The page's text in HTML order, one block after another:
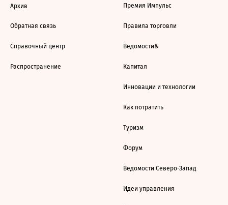
Архив
Обратная связь
Справочный центр
Распространение
Премия Импульс
Правила торговли
Ведомости&
Капитал
Инновации и технологии
Как потратить
Туризм
Форум
Ведомости Северо-Запад
Идеи управления